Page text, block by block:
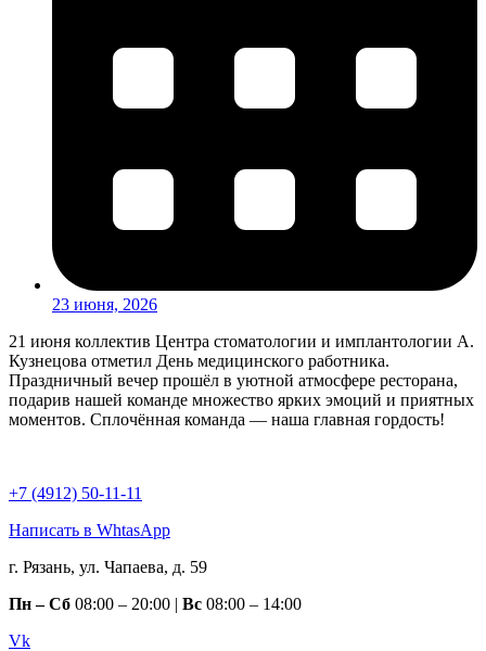
23 июня, 2026
21 июня коллектив Центра стоматологии и имплантологии А.
Кузнецова отметил День медицинского работника.
Праздничный вечер прошёл в уютной атмосфере ресторана,
подарив нашей команде множество ярких эмоций и приятных
моментов. Сплочённая команда — наша главная гордость!
+7 (4912) 50-11-11
Написать в WhtasApp
г. Рязань, ул. Чапаева, д. 59
Пн – Сб 08:00 – 20:00 | Вс 08:00 – 14:00
Vk